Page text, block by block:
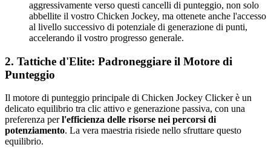
aggressivamente verso questi cancelli di punteggio, non solo
abbellite il vostro Chicken Jockey, ma ottenete anche l'accesso
al livello successivo di potenziale di generazione di punti,
accelerando il vostro progresso generale.
2. Tattiche d'Elite: Padroneggiare il Motore di
Punteggio
Il motore di punteggio principale di Chicken Jockey Clicker è un
delicato equilibrio tra clic attivo e generazione passiva, con una
preferenza perl'efficienza delle risorse nei percorsi di
potenziamento. La vera maestria risiede nello sfruttare questo
equilibrio.